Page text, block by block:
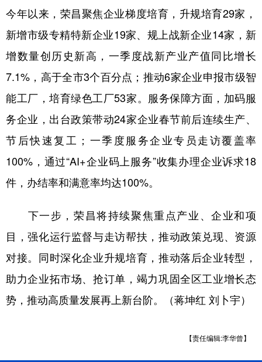
今年以来，荣昌聚焦企业梯度培育，升规培育29家，
新增市级专精特新企业19家、规上战新企业14家，新
增数量创历史新高，一季度战新产业产值同比增长
7.1%，高于全市3个百分点；推动6家企业申报市级智
能工厂，培育绿色工厂53家。服务保障方面，加码服
务企业，出台政策带动24家企业春节前后连续生产、
节后快速复工；一季度服务企业专员走访覆盖率
100%，通过“AI+企业码上服务”收集办理企业诉求18
件，办结率和满意率均达100%。
下一步，荣昌将持续聚焦重点产业、企业和项
目，强化运行监督与走访帮扶，推动政策兑现、资源
对接。同时深化企业升规培育，推动落后企业转型，
助力企业拓市场、抢订单，竭力巩固全区工业增长态
势，推动高质量发展再上新台阶。（蒋坤红 刘卜宇）
【责任编辑:李华曾】